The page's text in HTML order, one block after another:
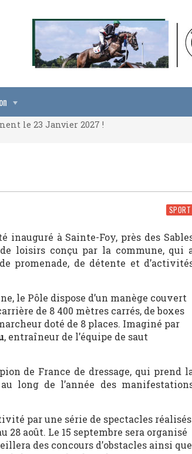
le 23 Janvier 2027 !
le 23 Janvier 2027 !
SPORT
inauguré à Sainte-Foy, près des
loisirs conçu par la commune, qui
promenade, de détente et
le Pôle dispose d’un manège couvert
de 8 400 mètres carrés, de boxes
doté de 8 places. Imaginé par
, entraîneur de l’équipe de saut
de France de dressage, qui prend
long de l’année des
par une série de spectacles réalisés
août. Le 15 septembre sera organisé
des concours d’obstacles ainsi que